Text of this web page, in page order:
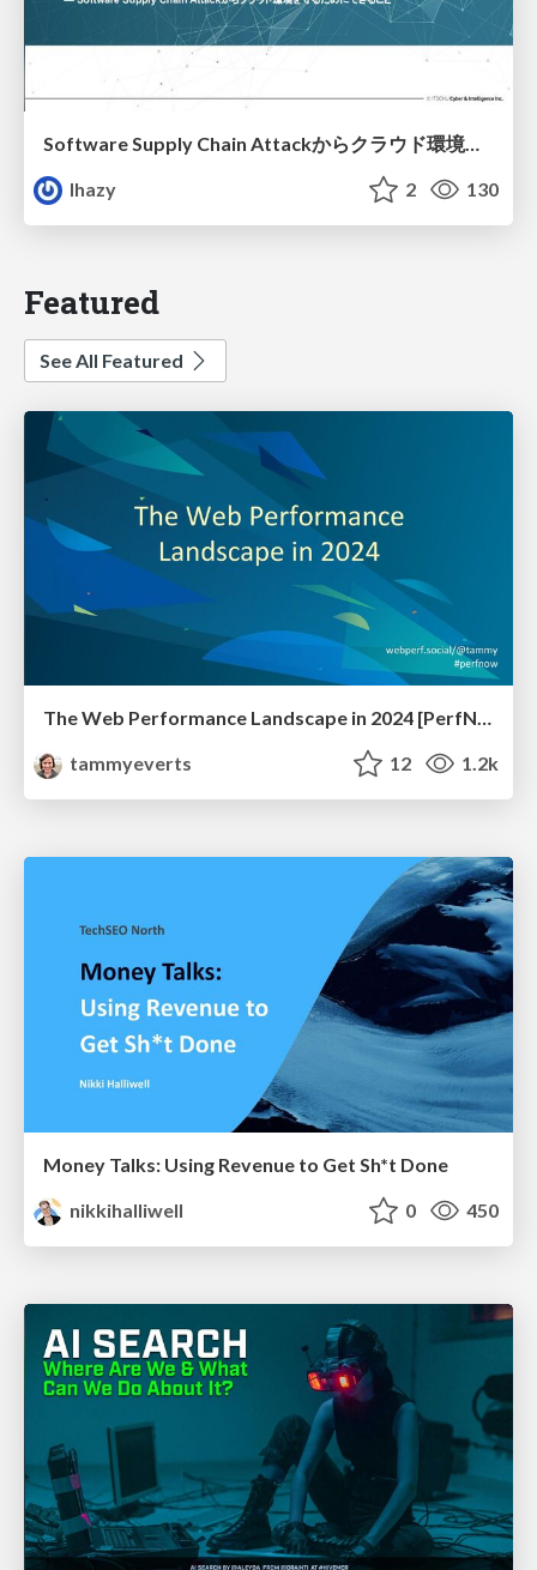
Software Supply Chain Attackからクラウド環境を守るためにできること
lhazy
2 130
Featured
See All Featured
The Web Performance Landscape in 2024 [PerfNow 2024]
tammyeverts
12 1.2k
Money Talks: Using Revenue to Get Sh*t Done
nikkihalliwell
0 450